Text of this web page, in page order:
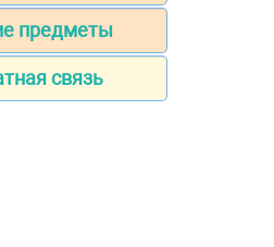
предметы
связь